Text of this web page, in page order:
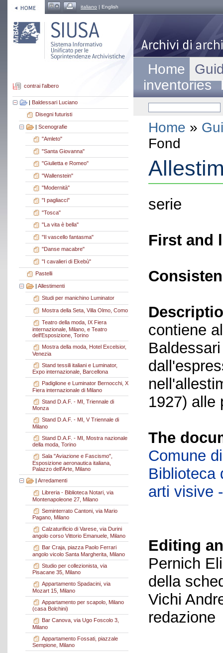
italiano | English
contrai l'albero
| Baldessari Luciano
Disegni futuristi
| Scenografie
"Amleto"
"Santa Giovanna"
"Giulietta e Romeo"
"Wallenstein"
"Modernità"
"I pagliacci"
"Tosca"
"La vita è bella"
"Il vascello fantasma"
"Danse macabre"
"I cavalieri di Ekebù"
Pastelli
| Allestimenti
Studi per manichino Luminator
Mostra della Seta, Villa Olmo, Como
Teatro della moda, IX Fiera
internazionale, Milano, e Teatro
dell'Esposizione, Torino
Mostra della moda, Hotel Excelsior,
Venezia
Stand tessili italiani e Luminator,
Expo internazionale, Barcellona
Padiglione e Luminator Bernocchi, X
Fiera internazionale di Milano
Stand D.A.F. - MI, Triennale di
Monza
Stand D.A.F. - MI, V Triennale di
Milano
Stand D.A.F. - MI, Mostra nazionale
della moda, Torino
Sala "Aviazione e Fascismo",
Esposizione aeronautica italiana,
Palazzo dell'Arte, Milano
| Arredamenti
Libreria - Biblioteca Notari, via
Montenapoleone 27, Milano
Seminterrato Cantoni, via Mario
Pagano, Milano
Calzaturificio di Varese, via Durini
angolo corso Vittorio Emanuele, Milano
Bar Craja, piazza Paolo Ferrari
angolo vicolo Santa Margherita, Milano
Studio per collezionista, via
Pisacane 35, Milano
Appartamento Spadacini, via
Mozart 15, Milano
Appartamento per scapolo, Milano
(casa Bolchini)
Bar Canova, via Ugo Foscolo 3,
Milano
Appartamento Fossati, piazzale
Sempione, Milano
Home
inventories
Home »
Fond
serie
First and
contiene
1927) alle
The
Comune
Biblioteca
arti visive
Editing
Pernich
della
Vichi
redazione